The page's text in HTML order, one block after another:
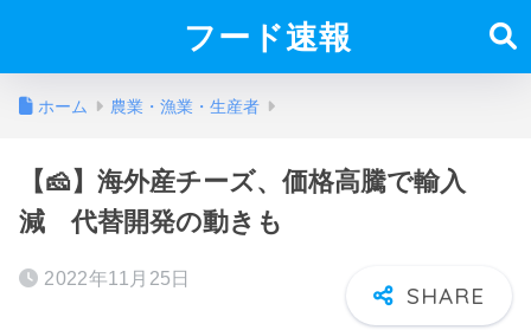
フード速報
ホーム 農業・漁業・生産者
【🧀】海外産チーズ、価格高騰で輸入
減 代替開発の動きも
2022年11月25日